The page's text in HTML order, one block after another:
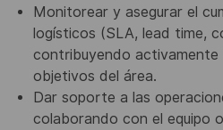
Monitorear y asegurar el
logísticos (SLA, lead time,
contribuyendo activamente
objetivos del área.
Dar soporte a las
colaborando con el equipo